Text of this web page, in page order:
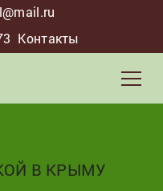
Контакты
В КРЫМУ